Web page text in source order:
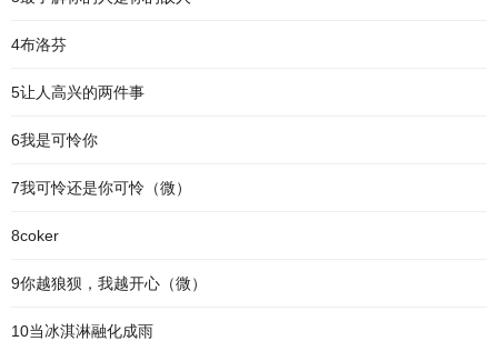
4布洛芬
5让人高兴的两件事
6我是可怜你
7我可怜还是你可怜（微）
8coker
9你越狼狈，我越开心（微）
10当冰淇淋融化成雨